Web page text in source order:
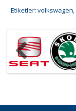
Etiketler: volkswagen,